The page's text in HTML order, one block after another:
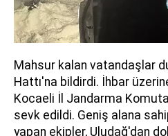
Mahsur kalan vatandaşlar
Hattı'na bildirdi. İhbar
Kocaeli İl Jandarma
sevk edildi. Geniş alana
yapan ekipler, Uludağ'dan